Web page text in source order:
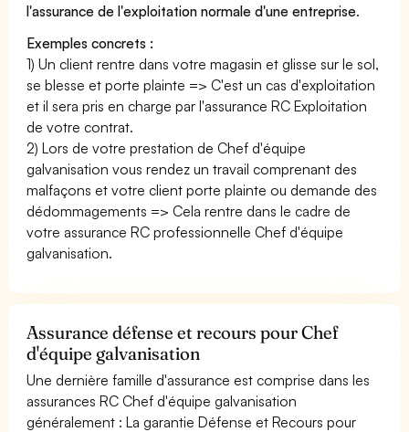
l'assurance de l'exploitation normale d'une entreprise.
Exemples concrets :
1) Un client rentre dans votre magasin et glisse sur le sol,
se blesse et porte plainte => C'est un cas d'exploitation
et il sera pris en charge par l'assurance RC Exploitation
de votre contrat.
2) Lors de votre prestation de Chef d'équipe
galvanisation vous rendez un travail comprenant des
malfaçons et votre client porte plainte ou demande des
dédommagements => Cela rentre dans le cadre de
votre assurance RC professionnelle Chef d'équipe
galvanisation.
Assurance défense et recours pour Chef
d'équipe galvanisation
Une dernière famille d'assurance est comprise dans les
assurances RC Chef d'équipe galvanisation
généralement : La garantie Défense et Recours pour